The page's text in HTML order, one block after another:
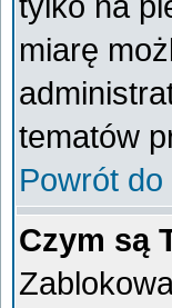
miarę
tematów
Powrót
Czym są